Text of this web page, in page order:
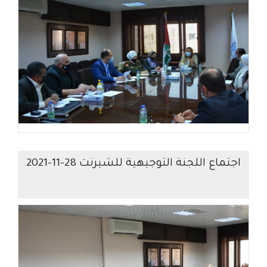
اجتماع اللجنة التوجيهية للشيرنت 28-11-2021